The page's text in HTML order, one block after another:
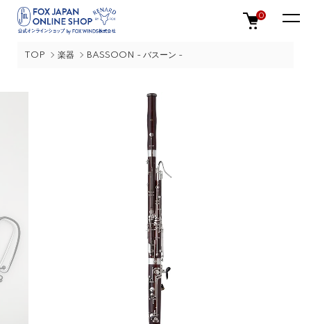
0
TOP 楽器 BASSOON - バスーン -